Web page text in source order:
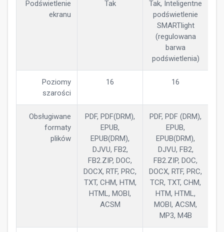
Podświetlenie
ekranu
Tak
Tak, Inteligentne
podświetlenie
SMARTlight
(regulowana
barwa
podświetlenia)
Poziomy
szarości
16 16
Obsługiwane
formaty
plików
PDF, PDF(DRM),
EPUB,
EPUB(DRM),
DJVU, FB2,
FB2.ZIP, DOC,
DOCX, RTF, PRC,
TXT, CHM, HTM,
HTML, MOBI,
ACSM
PDF, PDF (DRM),
EPUB,
EPUB(DRM),
DJVU, FB2,
FB2.ZIP, DOC,
DOCX, RTF, PRC,
TCR, TXT, CHM,
HTM, HTML,
MOBI, ACSM,
MP3, M4B